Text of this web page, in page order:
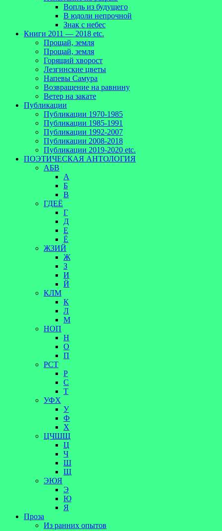
Вопль из будущего
В юдоли непрочной
Знак с небес
Книги 2011 — 2018 etc.
Прощай, земля
Прощай, земля
Горящий хворост
Лезгинские цветы
Напевы Самура
Возвращение на равнину
Ветер на закате
Публикации
Публикации 1970-1985
Публикации 1985-1991
Публикации 1992-2007
Публикации 2008-2018
Публикации 2019-2020 etc.
ПОЭТИЧЕСКАЯ АНТОЛОГИЯ
АБВ
А
Б
В
ГДЕЁ
Г
Д
Е
Ё
ЖЗИЙ
Ж
З
И
Й
КЛМ
К
Л
М
НОП
Н
О
П
РСТ
Р
С
Т
УФХ
У
Ф
Х
ЦЧШЩ
Ц
Ч
Ш
Щ
ЭЮЯ
Э
Ю
Я
Проза
Из ранних опытов